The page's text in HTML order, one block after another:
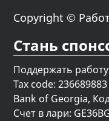
Copyright ©
Стань
Поддержать
Tax code: 236689883
Bank of Georgia,
Счет в лари: